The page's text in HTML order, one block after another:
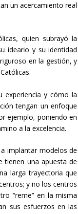
un acercamiento real
quien subrayó la
ideario y su identidad
en la gestión, y
experiencia y cómo la
tengan un enfoque
ejemplo, poniendo en
a la excelencia.
implantar modelos de
tienen una apuesta de
larga trayectoria que
y no los centros
“reme” en la misma
sus esfuerzos en las